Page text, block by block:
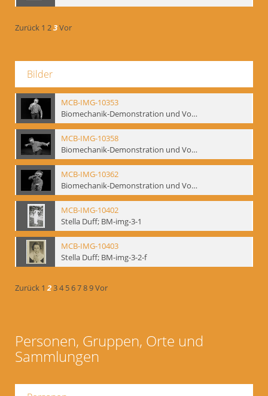
Zurück 1 23Vor
Bilder
MCB-IMG-10353
Biomechanik-Demonstration und Vortrag, Berliner Ensemble, 04.10.1991
MCB-IMG-10358
Biomechanik-Demonstration und Vortrag, Berliner Ensemble, 04.10.1991
MCB-IMG-10362
Biomechanik-Demonstration und Vortrag, Berliner Ensemble, 04.10.1991
MCB-IMG-10402
Stella Duff; BM-img-3-1
MCB-IMG-10403
Stella Duff; BM-img-3-2-f
Zurück 1 234 56789Vor
Personen, Gruppen, Orte und
Sammlungen